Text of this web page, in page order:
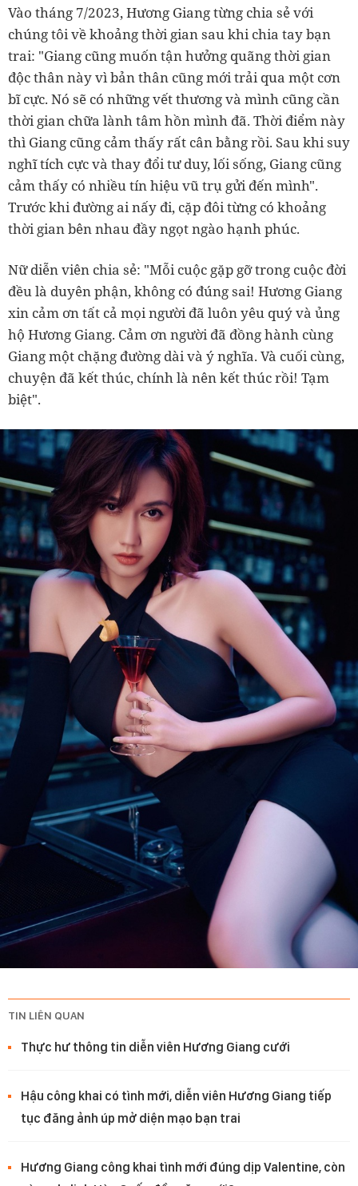
Vào tháng 7/2023, Hương Giang từng chia sẻ với
chúng tôi về khoảng thời gian sau khi chia tay bạn
trai: "Giang cũng muốn tận hưởng quãng thời gian
độc thân này vì bản thân cũng mới trải qua một cơn
bĩ cực. Nó sẽ có những vết thương và mình cũng cần
thời gian chữa lành tâm hồn mình đã. Thời điểm này
thì Giang cũng cảm thấy rất cân bằng rồi. Sau khi suy
nghĩ tích cực và thay đổi tư duy, lối sống, Giang cũng
cảm thấy có nhiều tín hiệu vũ trụ gửi đến mình".
Trước khi đường ai nấy đi, cặp đôi từng có khoảng
thời gian bên nhau đầy ngọt ngào hạnh phúc.
Nữ diễn viên chia sẻ: "Mỗi cuộc gặp gỡ trong cuộc đời
đều là duyên phận, không có đúng sai! Hương Giang
xin cảm ơn tất cả mọi người đã luôn yêu quý và ủng
hộ Hương Giang. Cảm ơn người đã đồng hành cùng
Giang một chặng đường dài và ý nghĩa. Và cuối cùng,
chuyện đã kết thúc, chính là nên kết thúc rồi! Tạm
biệt".
TIN LIÊN QUAN
Thực hư thông tin diễn viên Hương Giang cưới
Hậu công khai có tình mới, diễn viên Hương Giang tiếp
tục đăng ảnh úp mở diện mạo bạn trai
Hương Giang công khai tình mới đúng dịp Valentine, còn